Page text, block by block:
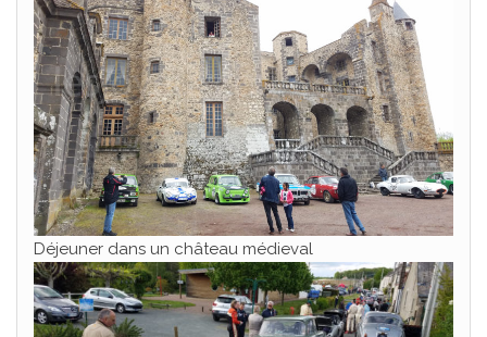
Déjeuner dans un château médieval